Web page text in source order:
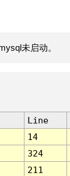
未启动。
Line
14
324
211